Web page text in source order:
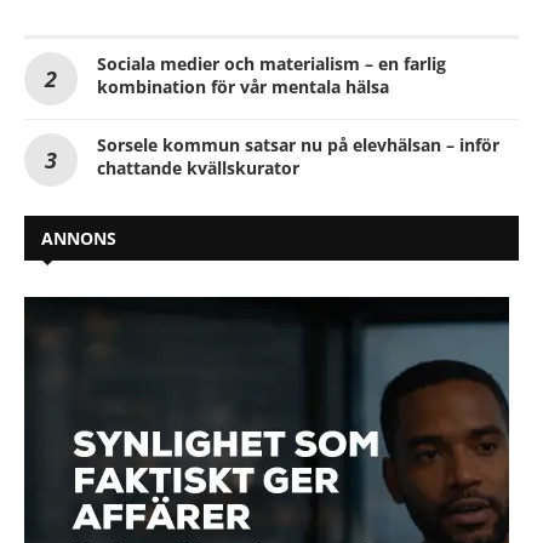
Sociala medier och materialism – en farlig
kombination för vår mentala hälsa
Sorsele kommun satsar nu på elevhälsan – inför
chattande kvällskurator
ANNONS